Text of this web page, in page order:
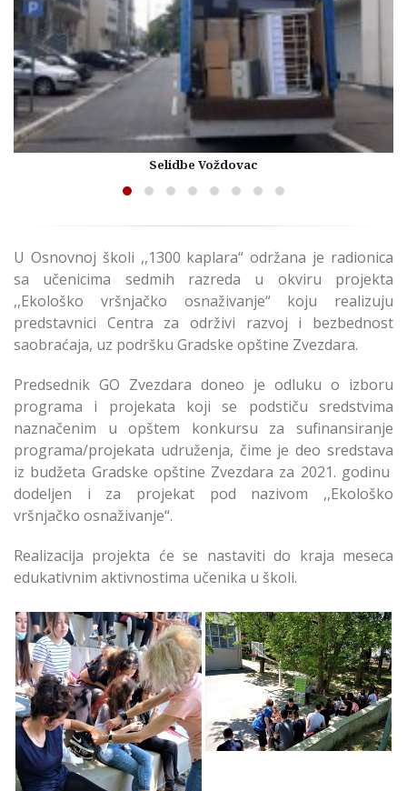
Selidbe Voždovac
U Osnovnoj školi ,,1300 kaplara“ održana je radionica
sa učenicima sedmih razreda u okviru projekta
,,Ekološko vršnjačko osnaživanje“ koju realizuju
predstavnici Centra za održivi razvoj i bezbednost
saobraćaja, uz podršku Gradske opštine Zvezdara.
Predsednik GO Zvezdara doneo je odluku o izboru
programa i projekata koji se podstiču sredstvima
naznačenim u opštem konkursu za sufinansiranje
programa/projekata udruženja, čime je deo sredstava
iz budžeta Gradske opštine Zvezdara za 2021. godinu
dodeljen i za projekat pod nazivom ,,Ekološko
vršnjačko osnaživanje“.
Realizacija projekta će se nastaviti do kraja meseca
edukativnim aktivnostima učenika u školi.
Održana Radionica u
Okviru Projekta
,,Ekološko Vršnjačko
Osnaživanje“
Održana Radionica u
Okviru Projekta
Ekološko Vršnjačko
Osnaživanje na
Zvezdari